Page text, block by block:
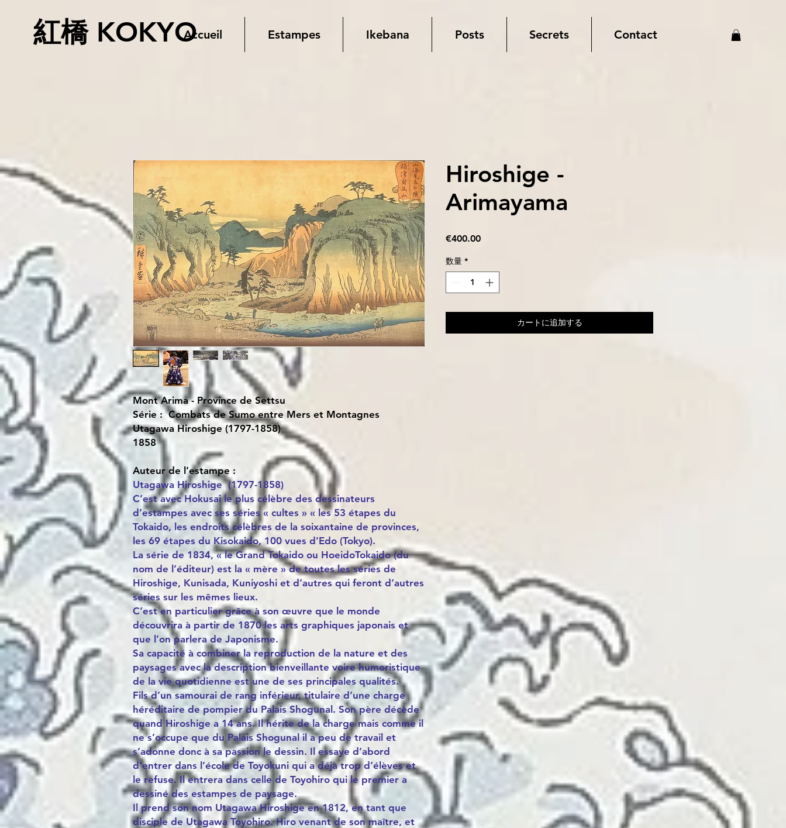
紅橋 KOKYOAccueil Estampes Ikebana Posts Secrets Contact
Mont Arima - Province de Settsu
Série : Combats de Sumo entre Mers et Montagnes
Utagawa Hiroshige (1797-1858)
1858
Auteur de l’estampe :
Utagawa Hiroshige (1797-1858)
C’est avec Hokusai le plus célèbre des dessinateurs
d’estampes avec ses séries « cultes » « les 53 étapes du
Tokaido, les endroits célèbres de la soixantaine de provinces,
les 69 étapes du Kisokaido, 100 vues d’Edo (Tokyo).
La série de 1834, « le Grand Tokaido ou HoeidoTokaido (du
nom de l’éditeur) est la « mère » de toutes les séries de
Hiroshige, Kunisada, Kuniyoshi et d’autres qui feront d’autres
séries sur les mêmes lieux.
C’est en particulier grâce à son œuvre que le monde
découvrira à partir de 1870 les arts graphiques japonais et
que l’on parlera de Japonisme.
Sa capacité à combiner la reproduction de la nature et des
paysages avec la description bienveillante voire humoristique
de la vie quotidienne est une de ses principales qualités.
Fils d’un samourai de rang inférieur, titulaire d’une charge
héréditaire de pompier du Palais Shogunal. Son père décède
quand Hiroshige a 14 ans. Il hérite de la charge mais comme il
ne s’occupe que du Palais Shogunal il a peu de travail et
s’adonne donc à sa passion le dessin. Il essaye d’abord
d’entrer dans l’école de Toyokuni qui a déjà trop d’élèves et
le refuse. Il entrera dans celle de Toyohiro qui le premier a
dessiné des estampes de paysage.
Il prend son nom Utagawa Hiroshige en 1812, en tant que
disciple de Utagawa Toyohiro. Hiro venant de son maître, et
Hiroshige -
Arimayama
€400.00価
数量 *
カートに追加する